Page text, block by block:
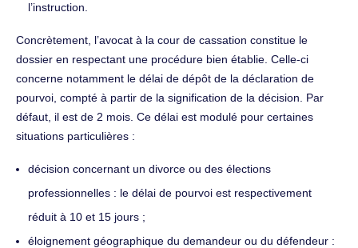
l’instruction.
Concrètement, l’avocat à la cour de cassation constitue le
dossier en respectant une procédure bien établie. Celle-ci
concerne notamment le délai de dépôt de la déclaration de
pourvoi, compté à partir de la signification de la décision. Par
défaut, il est de 2 mois. Ce délai est modulé pour certaines
situations particulières :
décision concernant un divorce ou des élections
professionnelles : le délai de pourvoi est respectivement
réduit à 10 et 15 jours ;
éloignement géographique du demandeur ou du défendeur :